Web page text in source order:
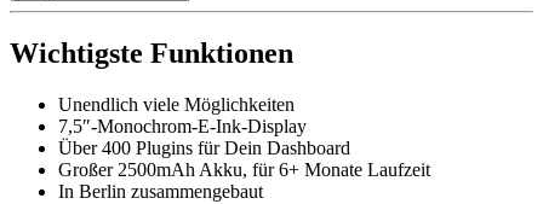
Wichtigste Funktionen
Unendlich viele Möglichkeiten
7,5″-Monochrom-E-Ink-Display
Über 400 Plugins für Dein Dashboard
Großer 2500mAh Akku, für 6+ Monate Laufzeit
In Berlin zusammengebaut